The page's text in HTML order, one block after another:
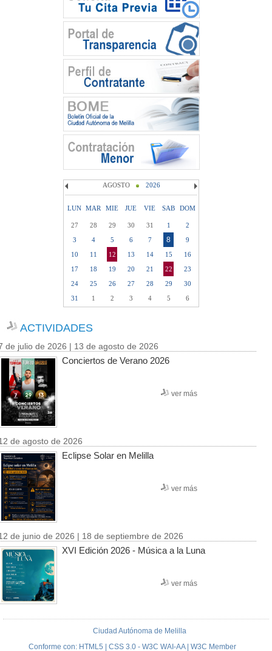
AGOSTO 2026
LUN MAR MIE JUE VIE SAB DOM
27 28 29 30 31 1
2
3
4 5 6 7 8
9
10
11 12 13 14 15
16
17
18 19 20 21 22
23
24
25 26 27 28 29
30
31
1 2 3 4 5 6
ACTIVIDADES
de julio de 2026 | 13 de agosto de 2026
Conciertos de Verano 2026
ver más
de agosto de 2026
Eclipse Solar en Melilla
ver más
de junio de 2026 | 18 de septiembre de 2026
XVI Edición 2026 - Música a la Luna
ver más
Ciudad Autónoma de Melilla
Conforme con: HTML5 | CSS 3.0 - W3C WAI-AA | W3C Member